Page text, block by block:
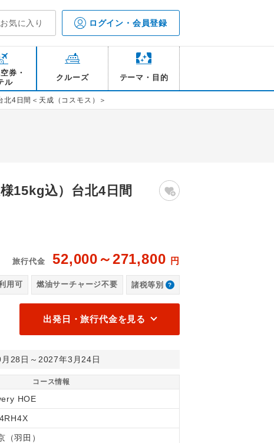
お気に入り ログイン・会員登録
券・
ル
クルーズ テーマ・目的
4日間＜天成（コスモス）＞
15kg込）台北4日間
旅行代金 52,000～271,800 円
用可 燃油サーチャージ不要 諸税等別
出発日・旅行代金を見る
28日～2027年3月24日
コース情報
HOE
（羽田）